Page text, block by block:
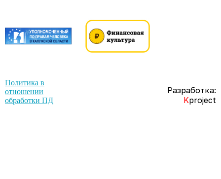
Политика в
отношении
обработки ПД
Разработка:
Kproject